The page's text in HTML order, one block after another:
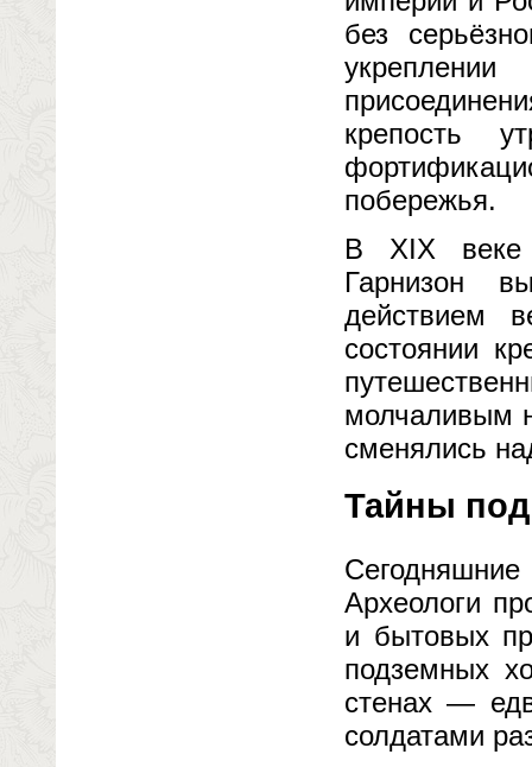
без
крепость
побережья.
В XIX веке
Гарнизон
действием
состоянии
молчаливым
сменялись
Тайны
Археологи
и бытовых
подземных
стенах —
солдатами